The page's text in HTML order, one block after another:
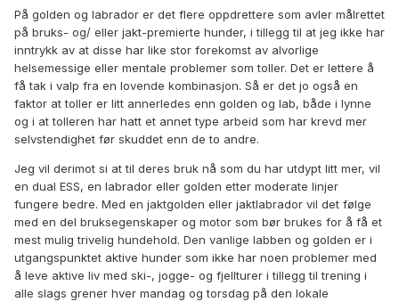
På golden og labrador er det flere oppdrettere som avler målrettet
på bruks- og/ eller jakt-premierte hunder, i tillegg til at jeg ikke har
inntrykk av at disse har like stor forekomst av alvorlige
helsemessige eller mentale problemer som toller. Det er lettere å
få tak i valp fra en lovende kombinasjon. Så er det jo også en
faktor at toller er litt annerledes enn golden og lab, både i lynne
og i at tolleren har hatt et annet type arbeid som har krevd mer
selvstendighet før skuddet enn de to andre.
Jeg vil derimot si at til deres bruk nå som du har utdypt litt mer, vil
en dual ESS, en labrador eller golden etter moderate linjer
fungere bedre. Med en jaktgolden eller jaktlabrador vil det følge
med en del bruksegenskaper og motor som bør brukes for å få et
mest mulig trivelig hundehold. Den vanlige labben og golden er i
utgangspunktet aktive hunder som ikke har noen problemer med
å leve aktive liv med ski-, jogge- og fjellturer i tillegg til trening i
alle slags grener hver mandag og torsdag på den lokale